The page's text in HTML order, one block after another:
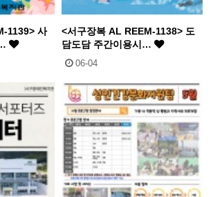
1139> 사
<서구장복 AL REEM-1138> 도
담도담 주간이용시…
06-04